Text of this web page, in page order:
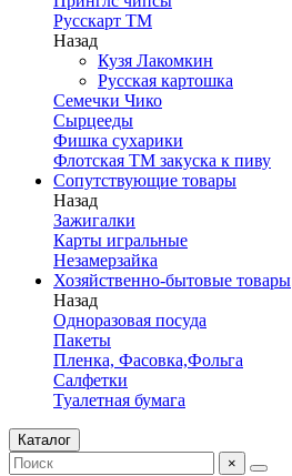
Русскарт ТМ
Назад
Кузя Лакомкин
Русская картошка
Семечки Чико
Сырцееды
Фишка сухарики
Флотская ТМ закуска к пиву
Сопутствующие товары
Назад
Зажигалки
Карты игральные
Незамерзайка
Хозяйственно-бытовые товары
Назад
Одноразовая посуда
Пакеты
Пленка, Фасовка,Фольга
Салфетки
Туалетная бумага
Каталог
×